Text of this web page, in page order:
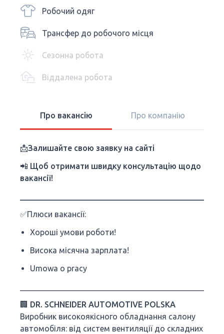
Робочий одяг
Трансфер до робочого місця
Сезонна робота
Віддалена робота
Про вакансію Про компанію
📩Залишайте свою заявку на сайті
📲 Щоб отримати швидку консультацію щодо
вакансії!
✅Плюси вакансії:
Хороші умови роботи!
Висока місячна зарплата!
Umowa o pracy
🏢 DR. SCHNEIDER AUTOMOTIVE POLSKA
Виробник високоякісного обладнання салону
автомобіля: від систем вентиляції до складних